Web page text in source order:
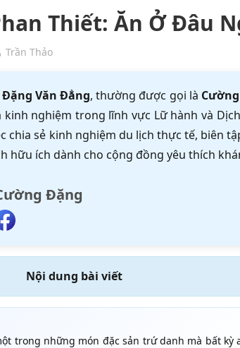
Thiết: Ăn Ở Đâu
Trần Thảo
Đặng Văn Đẳng, thường được gọi là
kinh nghiệm trong lĩnh vực Lữ hành và
chia sẻ kinh nghiệm du lịch thực tế, biên
hữu ích dành cho cộng đồng yêu thích
Đặng
Nội dung bài viết
trong những món đặc sản trứ danh mà bất kỳ